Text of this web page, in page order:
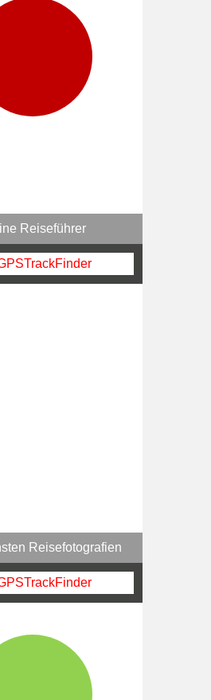
Reiseführer
Reisefotografien